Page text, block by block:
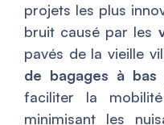
projets les plus
bruit causé par les
pavés de la vieille
de bagages à bas
faciliter la
minimisant les